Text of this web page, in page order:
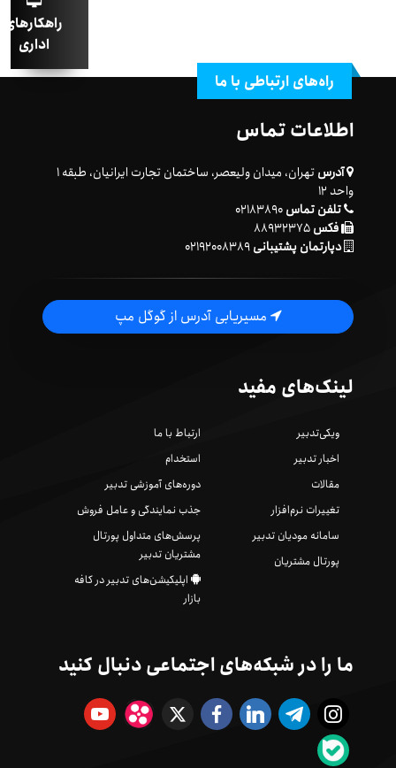
راهکارهای
اداری
راه‌های ارتباطی با ما
اطلاعات تماس
آدرس
تهران، میدان ولیعصر، ساختمان تجارت ایرانیان، طبقه ۱
واحد ۱۲
تلفن تماس۰۲۱۸۳۸۹۰
فکس۸۸۹۳۲۳۷۵
دپارتمان پشتیبانی۰۲۱۹۲۰۰۸۳۸۹
مسیریابی آدرس از گوگل مپ
لینک‌های مفید
ویکی‌تدبیر
اخبار تدبیر
مقالات
تغییرات نرم‌افزار
سامانه مودیان تدبیر
پورتال مشتریان
ارتباط با ما
استخدام
دوره‌های آموزشی تدبیر
جذب نمایندگی و عامل فروش
پرسش‌های متداول پورتال
مشتریان تدبیر
اپلیکیشن‌های تدبیر در کافه
بازار
ما را در شبکه‌های اجتماعی دنبال کنید